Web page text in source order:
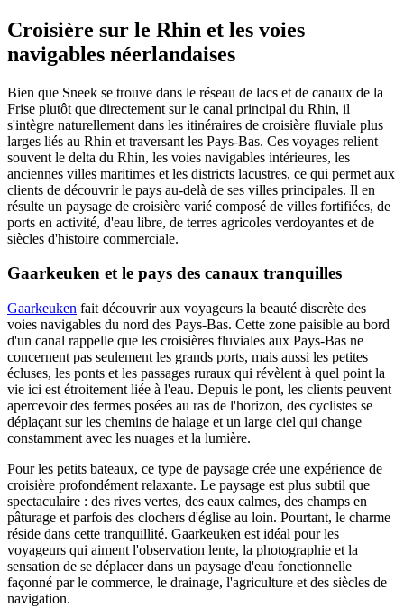
Croisière sur le Rhin et les voies
navigables néerlandaises
Bien que Sneek se trouve dans le réseau de lacs et de canaux de la
Frise plutôt que directement sur le canal principal du Rhin, il
s'intègre naturellement dans les itinéraires de croisière fluviale plus
larges liés au Rhin et traversant les Pays-Bas. Ces voyages relient
souvent le delta du Rhin, les voies navigables intérieures, les
anciennes villes maritimes et les districts lacustres, ce qui permet aux
clients de découvrir le pays au-delà de ses villes principales. Il en
résulte un paysage de croisière varié composé de villes fortifiées, de
ports en activité, d'eau libre, de terres agricoles verdoyantes et de
siècles d'histoire commerciale.
Gaarkeuken et le pays des canaux tranquilles
Gaarkeuken fait découvrir aux voyageurs la beauté discrète des
voies navigables du nord des Pays-Bas. Cette zone paisible au bord
d'un canal rappelle que les croisières fluviales aux Pays-Bas ne
concernent pas seulement les grands ports, mais aussi les petites
écluses, les ponts et les passages ruraux qui révèlent à quel point la
vie ici est étroitement liée à l'eau. Depuis le pont, les clients peuvent
apercevoir des fermes posées au ras de l'horizon, des cyclistes se
déplaçant sur les chemins de halage et un large ciel qui change
constamment avec les nuages et la lumière.
Pour les petits bateaux, ce type de paysage crée une expérience de
croisière profondément relaxante. Le paysage est plus subtil que
spectaculaire : des rives vertes, des eaux calmes, des champs en
pâturage et parfois des clochers d'église au loin. Pourtant, le charme
réside dans cette tranquillité. Gaarkeuken est idéal pour les
voyageurs qui aiment l'observation lente, la photographie et la
sensation de se déplacer dans un paysage d'eau fonctionnelle
façonné par le commerce, le drainage, l'agriculture et des siècles de
navigation.